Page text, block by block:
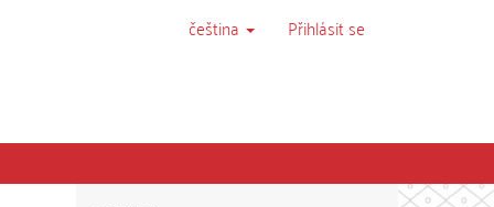
čeština Přihlásit se